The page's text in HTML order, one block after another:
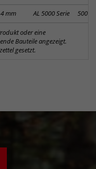
mm AL 5000 Serie 500
oder eine
Bauteile angezeigt.
gesetzt.